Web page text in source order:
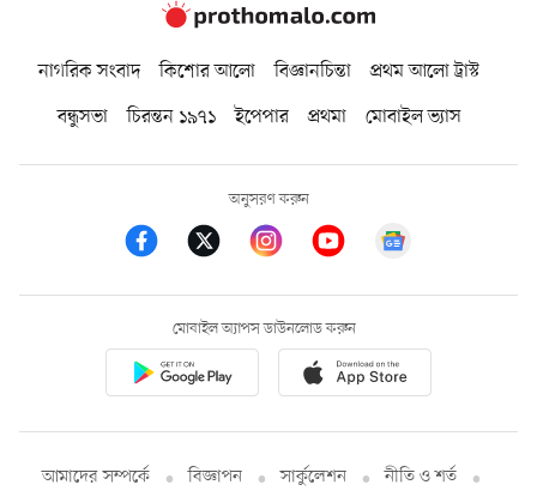
নাগরিক সংবাদ কিশোর আলো বিজ্ঞানচিন্তা
প্রথম আলো ট্রাস্ট
বন্ধুসভা
চিরন্তন ১৯৭১ ইপেপার প্রথমা মোবাইল ভ্যাস
অনুসরণ করুন
মোবাইল অ্যাপস ডাউনলোড করুন
আমাদের সম্পর্কে বিজ্ঞাপন সার্কুলেশন নীতি ও শর্ত